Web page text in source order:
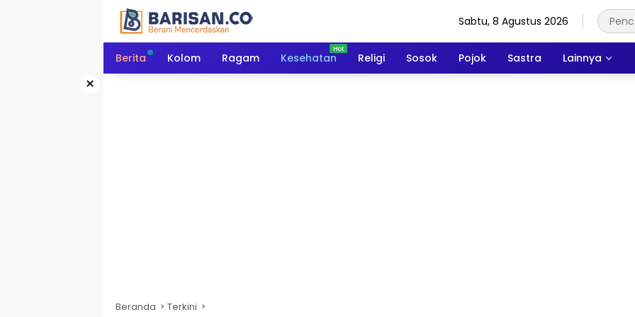
Sabtu, 8 Agustus 2026
Berita Kolom Ragam Kesehatan Religi Sosok Pojok Sastra Lainnya
×
Beranda Terkini